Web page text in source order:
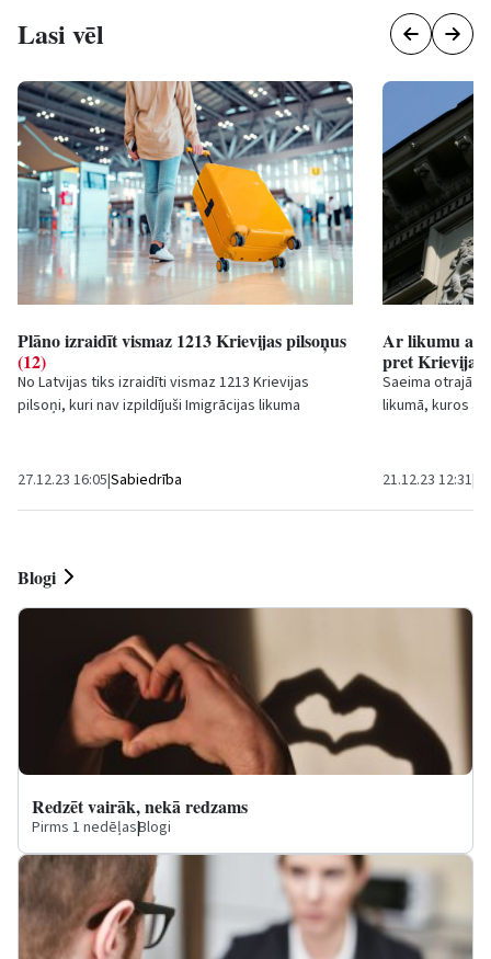
Lasi vēl
Plāno izraidīt vismaz 1213 Krievijas pilsoņus
(12)
No Latvijas tiks izraidīti vismaz 1213 Krievijas
pilsoņi, kuri nav izpildījuši Imigrācijas likuma
27.12.23 16:05|Sabiedrība
Ar likumu
pret Krievijas
Saeima otrajā
likumā, kuros
21.12.23 12:31|
Blogi
Redzēt vairāk, nekā redzams
Pirms 1 nedēļas|Blogi